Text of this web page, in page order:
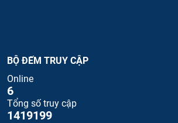
BỘ ĐẾM TRUY CẬP
Online
6
Tổng số truy cập
1419199